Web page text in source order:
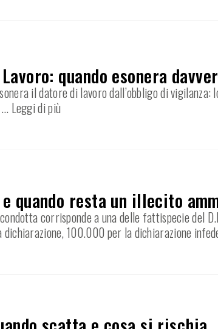
quando esonera
il datore di lavoro dall’obbligo di
… Leggi di più
quando resta un illecito
corrisponde a una delle fattispecie del
100.000 per la dichiarazione